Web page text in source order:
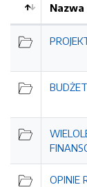
Kolejność
OPINIE